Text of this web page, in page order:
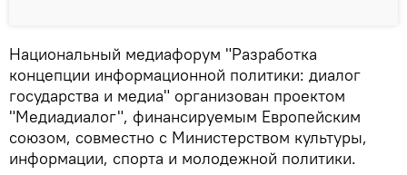
Национальный медиафорум "Разработка
концепции информационной политики: диалог
государства и медиа" организован проектом
"Медиадиалог", финансируемым Европейским
союзом, совместно с Министерством культуры,
информации, спорта и молодежной политики.